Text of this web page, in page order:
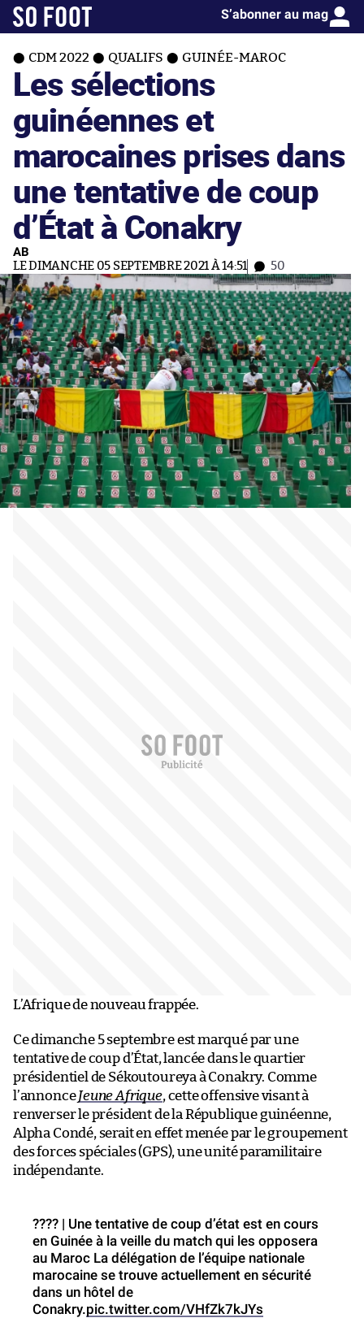
S’abonner au mag
CDM 2022 QUALIFS GUINÉE-MAROC
Les sélections
guinéennes et
marocaines prises dans
une tentative de coup
d’État à Conakry
AB
LE DIMANCHE 05 SEPTEMBRE 2021 À 14:51 50
L’Afrique de nouveau frappée.
Ce dimanche 5 septembre est marqué par une
tentative de coup d’État, lancée dans le quartier
présidentiel de Sékoutoureya à Conakry. Comme
l’annonceJeune Afrique, cette offensive visant à
renverser le président de la République guinéenne,
Alpha Condé, serait en effet menée par le groupement
des forces spéciales (GPS), une unité paramilitaire
indépendante.
???? | Une tentative de coup d’état est en cours
en Guinée à la veille du match qui les opposera
au Maroc La délégation de l’équipe nationale
marocaine se trouve actuellement en sécurité
dans un hôtel de
Conakry.pic.twitter.com/VHfZk7kJYs